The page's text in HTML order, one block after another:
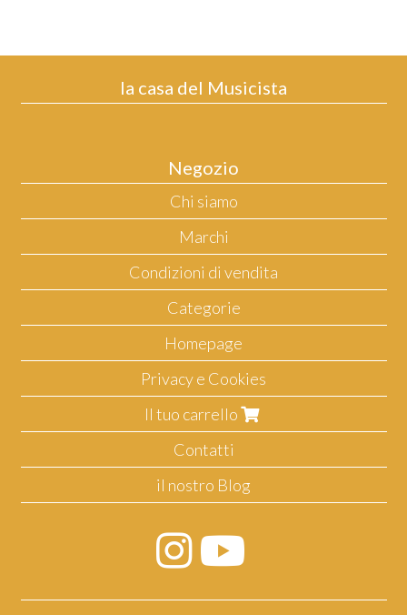
la casa del Musicista
Negozio
Chi siamo
Marchi
Condizioni di vendita
Categorie
Homepage
Privacy e Cookies
Il tuo carrello
Contatti
il nostro Blog